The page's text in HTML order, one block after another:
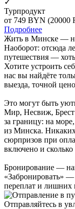
Турпродукт
от 749 BYN (20000
Подробнее
Жить в Минске —
Наоборот: отсюда
путешествия —
Хотите устроить
нас вы найдёте
выезда, точной
Это могут быть
Мир, Несвиж,
за границу: на
из Минска.
сюрпризов при
включено и сколько
Бронирование —
«Забронировать»
переплат и лишних
Отправляйтесь в